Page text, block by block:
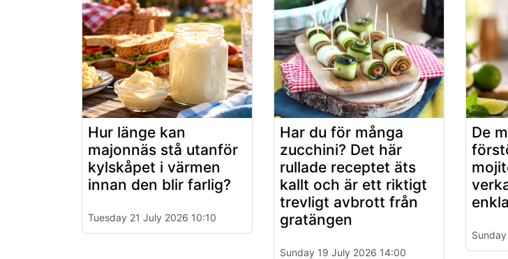
Hur länge kan
majonnäs stå utanför
kylskåpet i värmen
innan den blir farlig?
Tuesday 21 July 2026 10:10
Har du för många
zucchini? Det här
rullade receptet äts
kallt och är ett riktigt
trevligt avbrott från
gratängen
Sunday 19 July 2026 14:00
De